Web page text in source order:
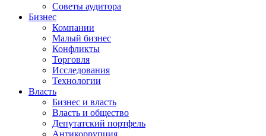
Советы аудитора
Бизнес
Компании
Малый бизнес
Конфликты
Торговля
Исследования
Технологии
Власть
Бизнес и власть
Власть и общество
Депутатский портфель
Антикоррупция